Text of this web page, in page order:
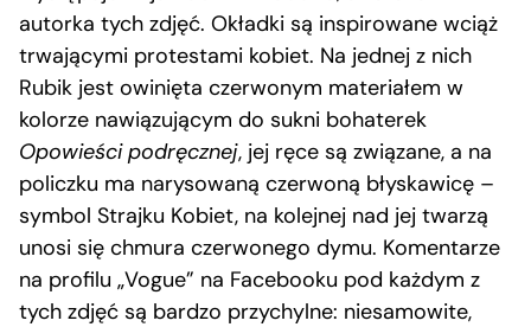
autorka tych zdjęć. Okładki są inspirowane wciąż
trwającymi protestami kobiet. Na jednej z nich
Rubik jest owinięta czerwonym materiałem w
kolorze nawiązującym do sukni bohaterek
Opowieści podręcznej, jej ręce są związane, a na
policzku ma narysowaną czerwoną błyskawicę –
symbol Strajku Kobiet, na kolejnej nad jej twarzą
unosi się chmura czerwonego dymu. Komentarze
na profilu „Vogue” na Facebooku pod każdym z
tych zdjęć są bardzo przychylne: niesamowite,